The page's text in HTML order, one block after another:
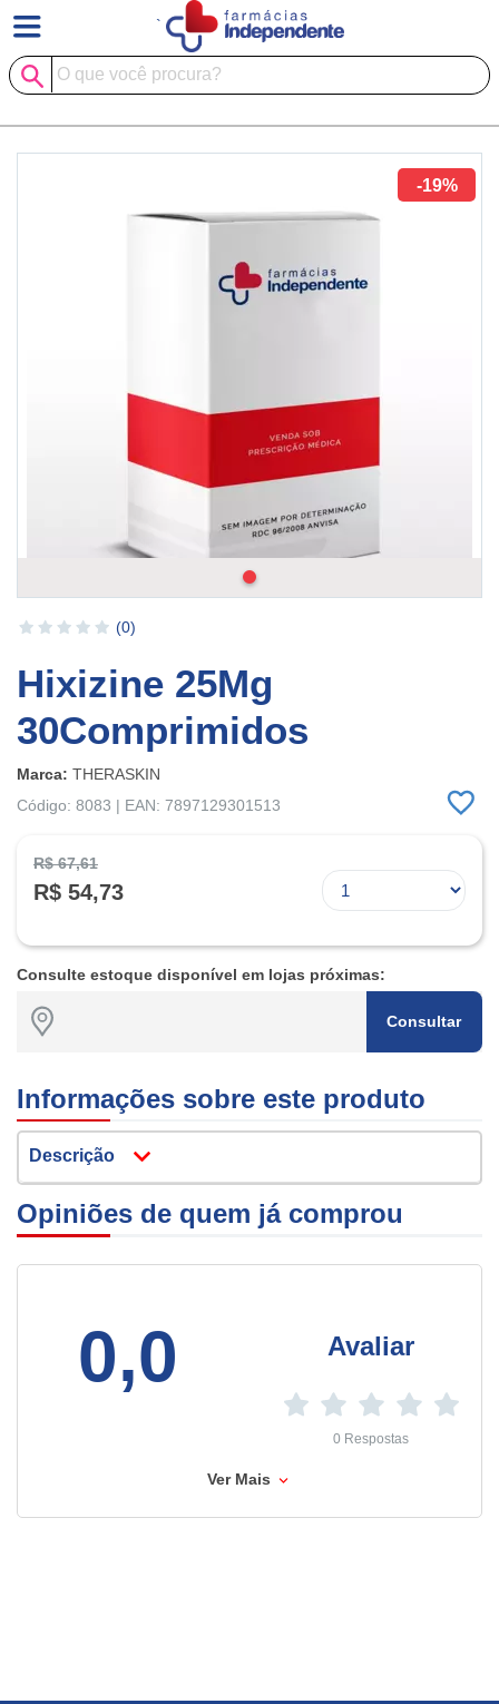
`
-19%
(0)
Hixizine 25Mg
30Comprimidos
Marca: THERASKIN
Código: 8083 | EAN: 7897129301513
R$ 67,61
R$ 54,73
Consulte estoque disponível em lojas próximas:
Consultar
Informações sobre este produto
Descrição
Opiniões de quem já comprou
0,0 Avaliar
0 Respostas
Ver Mais